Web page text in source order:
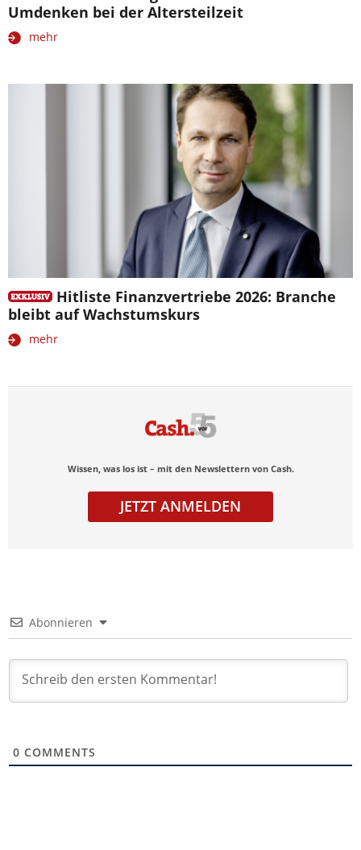
Umdenken bei der Altersteilzeit
mehr
Hitliste Finanzvertriebe 2026: Branche
bleibt auf Wachstumskurs
mehr
Wissen, was los ist – mit den Newslettern von Cash.
JETZT ANMELDEN
Abonnieren
0 COMMENTS